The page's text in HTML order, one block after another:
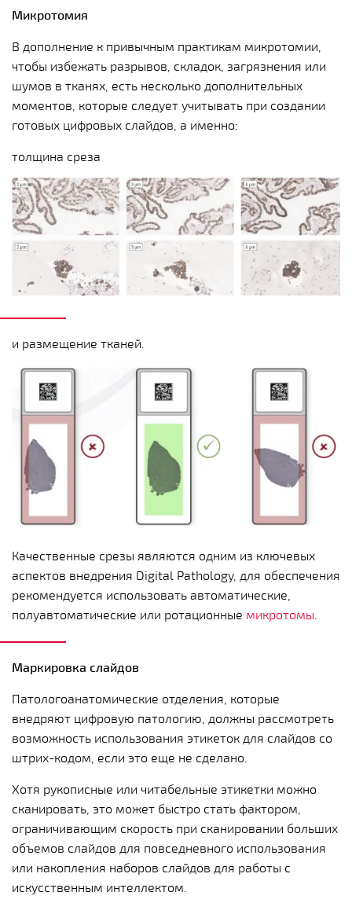
Микротомия
В дополнение к привычным практикам микротомии,
чтобы избежать разрывов, складок, загрязнения или
шумов в тканях, есть несколько дополнительных
моментов, которые следует учитывать при создании
готовых цифровых слайдов, а именно:
толщина среза
и размещение тканей.
Качественные срезы являются одним из ключевых
аспектов внедрения Digital Pathology, для обеспечения
рекомендуется использовать автоматические,
полуавтоматические или ротационные микротомы
Маркировка слайдов
Патологоанатомические отделения, которые
внедряют цифровую патологию, должны рассмотреть
возможность использования этикеток для слайдов со
штрих-кодом, если это еще не сделано.
Хотя рукописные или читабельные этикетки можно
сканировать, это может быстро стать фактором,
ограничивающим скорость при сканировании больших
объемов слайдов для повседневного использования
или накопления наборов слайдов для работы с
искусственным интеллектом.